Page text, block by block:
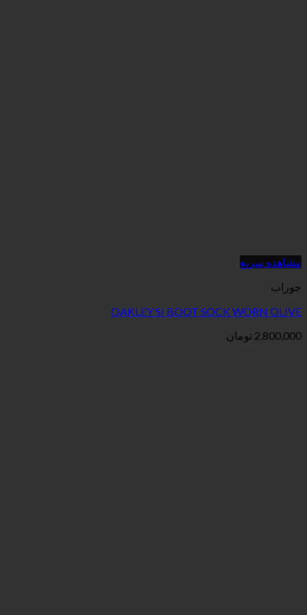
مشاهده سریع
جوراب
OAKLEY SI BOOT SOCK WORN OLIVE
2,800,000 تومان